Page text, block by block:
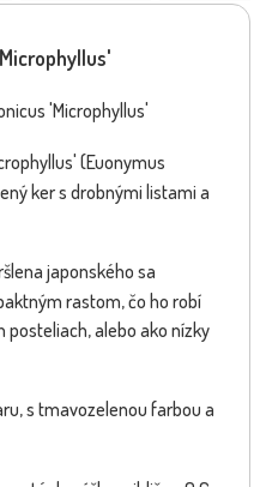
'Microphyllus'
(Euonymus
ker s drobnými listami a
japonského sa
rastom, čo ho robí
alebo ako nízky
s tmavozelenou farbou a